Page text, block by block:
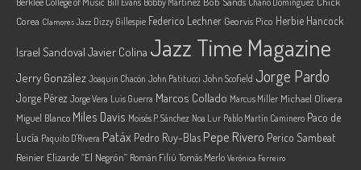
Corea Clamores Jazz Dizzy Gillespie Federico Lechner Georvis Pico Herbie Hancock
Israel Sandoval Javier Colina Jazz Time Magazine
Jerry González Joaquin Chacón John Patitucci John Scofield Jorge Pardo
Jorge Pérez Jorge Vera Luis Guerra Marcos Collado Marcus Miller Michael Olivera
Miguel Blanco Miles Davis Moisés P. Sánchez Noa Lur Pablo Martín Caminero Paco de
Lucía Paquito D'Rivera Patáx Pedro Ruy-Blas Pepe Rivero Perico Sambeat
Reinier Elizarde “El Negrón” Román Filiú Tomás Merlo Verónica Ferreiro